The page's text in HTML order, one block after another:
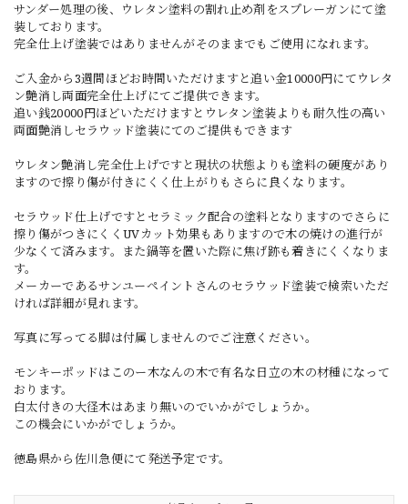
サンダー処理の後、ウレタン塗料の割れ止め剤をスプレーガンにて塗
装しております。
完全仕上げ塗装ではありませんがそのままでもご使用になれます。
ご入金から3週間ほどお時間いただけますと追い金10000円にてウレタ
ン艶消し両面完全仕上げにてご提供できます。
追い銭20000円ほどいただけますとウレタン塗装よりも耐久性の高い
両面艶消しセラウッド塗装にてのご提供もできます
ウレタン艶消し完全仕上げですと現状の状態よりも塗料の硬度があり
ますので擦り傷が付きにくく仕上がりもさらに良くなります。
セラウッド仕上げですとセラミック配合の塗料となりますのでさらに
擦り傷がつきにくくUVカット効果もありますので木の焼けの進行が
少なくて済みます。また鍋等を置いた際に焦げ跡も着きにくくなりま
す。
メーカーであるサンユーペイントさんのセラウッド塗装で検索いただ
ければ詳細が見れます。
写真に写ってる脚は付属しませんのでご注意ください。
モンキーポッドはこのー木なんの木で有名な日立の木の材種になって
おります。
白太付きの大径木はあまり無いのでいかがでしょうか。
この機会にいかがでしょうか。
徳島県から佐川急便にて発送予定です。